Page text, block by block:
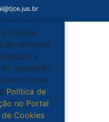
cookies
de terceiros
e
acessá-lo,
esses
Política de
no Portal
Cookies.